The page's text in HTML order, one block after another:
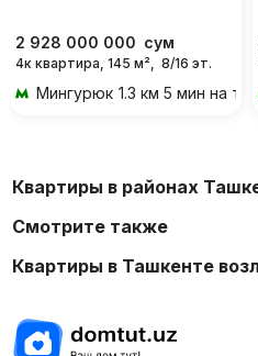
2 928 000 000 сум
4к квартира, 145 м², 8/16 эт.
Мингурюк 1.3 км 5 мин на
Квартиры в районах
Смотрите также
Квартиры в Ташкенте